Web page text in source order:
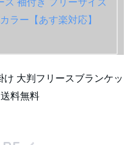
け 大判フリースブランケッ
料無料